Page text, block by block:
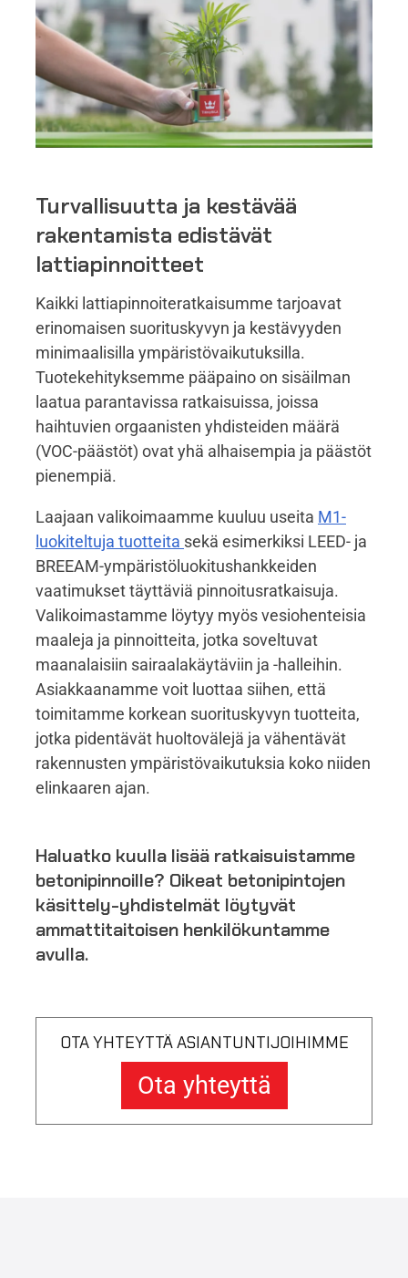
Turvallisuutta ja kestävää
rakentamista edistävät
lattiapinnoitteet
Kaikki lattiapinnoiteratkaisumme tarjoavat
erinomaisen suorituskyvyn ja kestävyyden
minimaalisilla ympäristövaikutuksilla.
Tuotekehityksemme pääpaino on sisäilman
laatua parantavissa ratkaisuissa, joissa
haihtuvien orgaanisten yhdisteiden määrä
(VOC-päästöt) ovat yhä alhaisempia ja päästöt
pienempiä.
Laajaan valikoimaamme kuuluu useita M1-
luokiteltuja tuotteita sekä esimerkiksi LEED- ja
BREEAM-ympäristöluokitushankkeiden
vaatimukset täyttäviä pinnoitusratkaisuja.
Valikoimastamme löytyy myös vesiohenteisia
maaleja ja pinnoitteita, jotka soveltuvat
maanalaisiin sairaalakäytäviin ja -halleihin.
Asiakkaanamme voit luottaa siihen, että
toimitamme korkean suorituskyvyn tuotteita,
jotka pidentävät huoltovälejä ja vähentävät
rakennusten ympäristövaikutuksia koko niiden
elinkaaren ajan.
Haluatko kuulla lisää ratkaisuistamme
betonipinnoille? Oikeat betonipintojen
käsittely-yhdistelmät löytyvät
ammattitaitoisen henkilökuntamme
avulla.
OTA YHTEYTTÄ ASIANTUNTIJOIHIMME
Ota yhteyttä